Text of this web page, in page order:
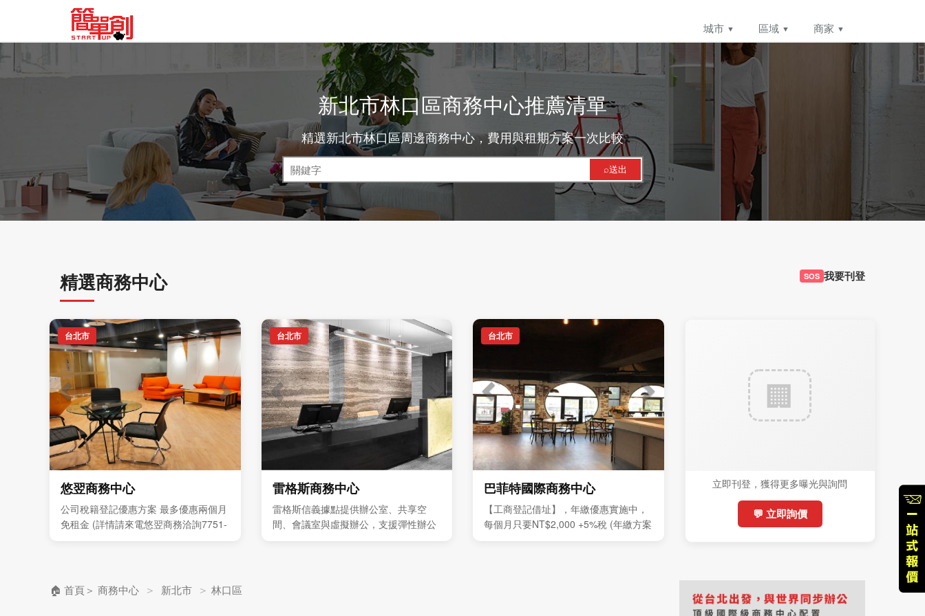
城市 區域 商家
新北市林口區商務中心推薦清單
精選新北市林口區周邊商務中心，費用與租期方案一次比較
⌕送出
精選商務中心 SOS 我要刊登
台北市
悠翌商務中心
公司稅籍登記優惠方案 最多優惠兩個月
免租金 (詳情請來電悠翌商務洽詢7751-
台北市
雷格斯商務中心
雷格斯信義據點提供辦公室、共享空
間、會議室與虛擬辦公，支援彈性辦公
台北市
巴菲特國際商務中心
【工商登記借址】，年繳優惠實施中，
每個月只要NT$2,000 +5%稅 (年繳方案
立即刊登，獲得更多曝光與詢問
💬 立即詢價
🏠 首頁＞ 商務中心 ＞ 新北市 ＞ 林口區